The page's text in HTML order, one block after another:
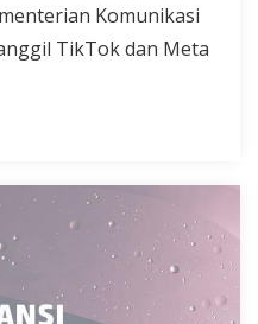
Komunikasi
TikTok dan Meta